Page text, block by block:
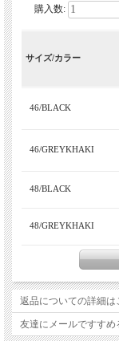
フランス軍
をオマージ
ルを詰めた
BRENA(ブレナ)
テーラードを基軸
本のブランド「
ンテージを独自の
購入数:
サイズ/カラー
46/BLACK
46/GREYKHAKI
48/BLACK
48/GREYKHAKI
返品についての詳細は
友達にメールですすめ